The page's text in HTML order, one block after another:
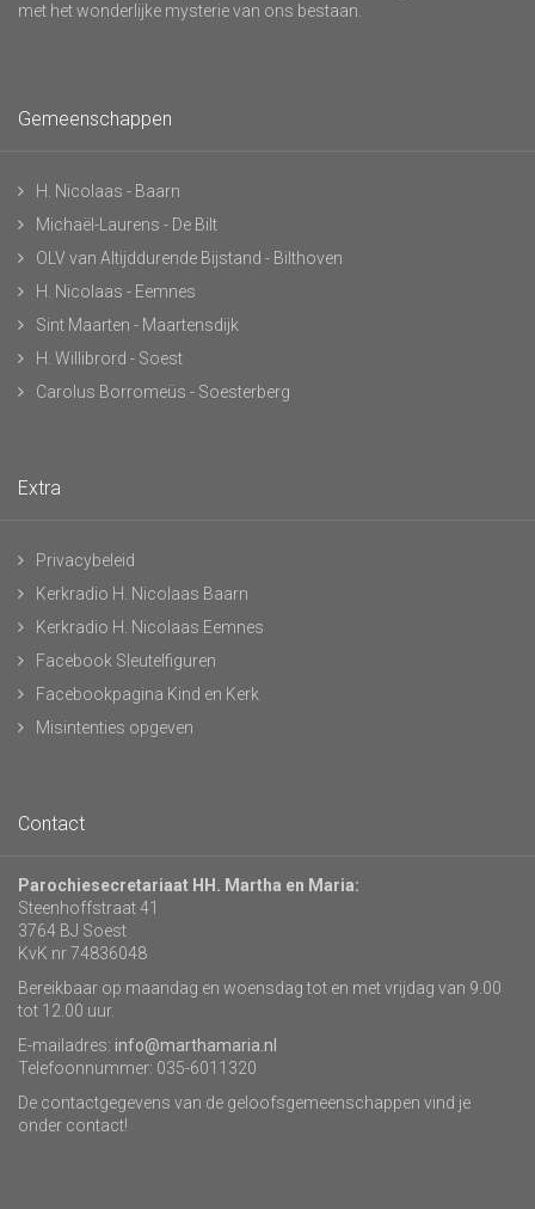
met het wonderlijke mysterie van ons bestaan.
Gemeenschappen
H. Nicolaas - Baarn
Michaël-Laurens - De Bilt
OLV van Altijddurende Bijstand - Bilthoven
H. Nicolaas - Eemnes
Sint Maarten - Maartensdijk
H. Willibrord - Soest
Carolus Borromeüs - Soesterberg
Extra
Privacybeleid
Kerkradio H. Nicolaas Baarn
Kerkradio H. Nicolaas Eemnes
Facebook Sleutelfiguren
Facebookpagina Kind en Kerk
Misintenties opgeven
Contact
Parochiesecretariaat HH. Martha en Maria:
Steenhoffstraat 41
3764 BJ Soest
KvK nr 74836048
Bereikbaar op maandag en woensdag tot en met vrijdag van 9.00
tot 12.00 uur.
E-mailadres: info@marthamaria.nl
Telefoonnummer: 035-6011320
De contactgegevens van de geloofsgemeenschappen vind je
onder contact!